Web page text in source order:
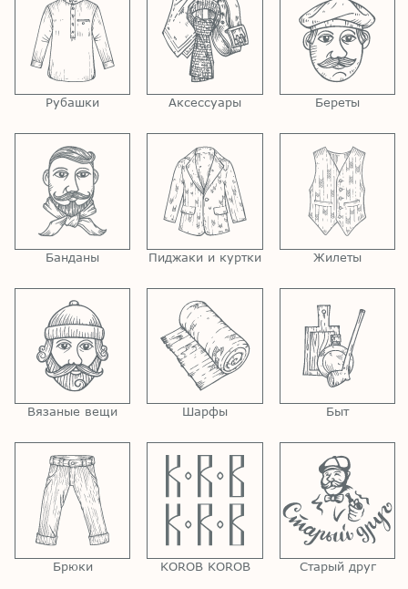
Рубашки Аксессуары Береты
Банданы Пиджаки и куртки Жилеты
Вязаные вещи Шарфы Быт
Брюки KOROB KOROB Старый друг